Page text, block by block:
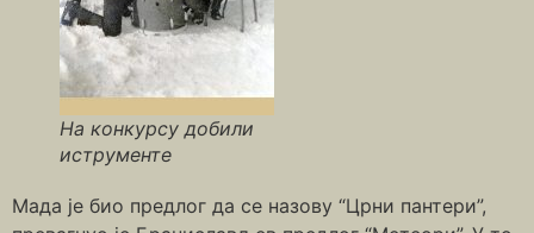
На конкурсу добили
иструменте
Мада је био предлог да се назову “Црни пантери”,